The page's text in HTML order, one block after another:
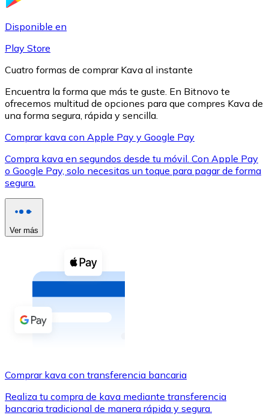
XRP
XRP
Ver todo
Compra criptomonedas con efectivo en tu tienda más
Comprar con efectivo
Transferencia SEPA
Utiliza tarjetas Visa y Mastercard para comprar
Disponible en
Play Store
Cuatro formas de comprar Kava al instante
Encuentra la forma que más te guste. En Bitnovo te
ofrecemos multitud de opciones para que compres Kava de
una forma segura, rápida y sencilla.
Comprar kava con Apple Pay y Google Pay
Compra kava en segundos desde tu móvil. Con Apple Pay
o Google Pay, solo necesitas un toque para pagar de forma
segura.
Ver más
Comprar kava con transferencia bancaria
Realiza tu compra de kava mediante transferencia
bancaria tradicional de manera rápida y segura.